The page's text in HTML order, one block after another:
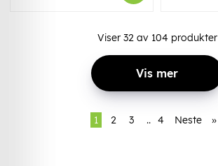
Viser 32av 104 produkter
Vis mer
1 2 3 .. 4 Neste »